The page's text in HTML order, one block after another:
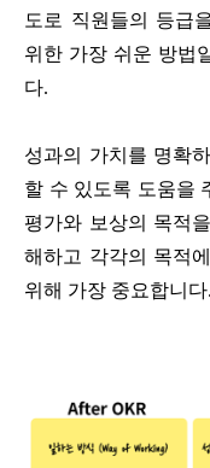
도로 직원들의 등급
위한 가장 쉬운 방법
다.
성과의 가치를 명확
할 수 있도록 도움을
평가와 보상의 목적
해하고 각각의 목적
위해 가장 중요합니다.